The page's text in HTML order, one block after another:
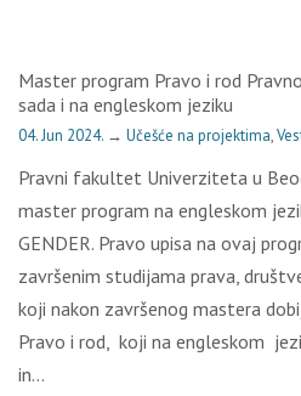
Master program Pravo i rod
sada i na engleskom jeziku
04. Jun 2024. → Učešće na projektima,
Pravni fakultet Univerziteta u
master program na engleskom
GENDER. Pravo upisa na ovaj
završenim studijama prava,
koji nakon završenog mastera
Pravo i rod, koji na engleskom
in…